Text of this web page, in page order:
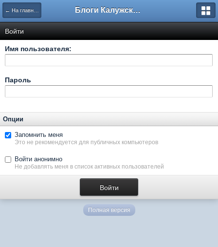
← На главную Блоги Калужского перекрестка
Войти
Имя пользователя:
Пароль
Опции
Запомнить меня
Это не рекомендуется для публичных компьютеров
Войти анонимно
Не добавлять меня в список активных пользователей
Полная версия